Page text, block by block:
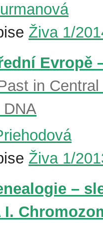
Živa 1/
Evropě
in
DNA
Živa 1/
–
I.